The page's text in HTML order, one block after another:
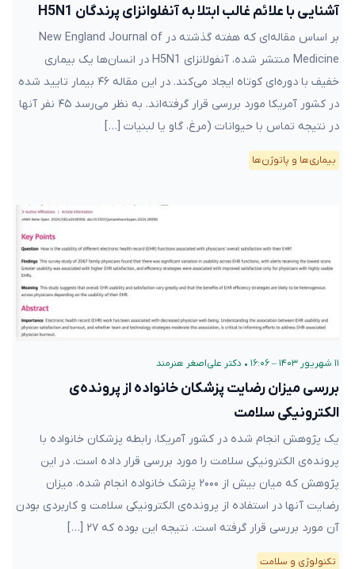
آشنایی با علائم غالب ابتلا به آنفلوانزای پرندگان H5N1
بر اساس مقاله‌ای که هفته‌ گذشته در New England Journal of
Medicine منتشر شده، آنفولانزای H5N1 در انسان‌ها یک بیماری
خفیف با دوره‌‌ای کوتاه ایجاد می‌کند. در این مقاله ۴۶ بیمار تایید شده
در کشور آمریکا مورد بررسی قرار گرفته‌اند. به نظر می‌رسد ۴۵ نفر آنها
در نتیجه تماس با حیوانات (مرغ، گاو یا لبنیات […]
بیماری‌ها و پاتوژن‌ها
۱۱ شهریور ۱۴۰۳ – ۱۶:۰۶ • دکتر علی‌اصغر هنرمند
بررسی میزان رضایت پزشکان خانواده از پرونده‌ی
الکترونیکی سلامت
یک پژوهش انجام شده در کشور آمریکا، رابطه پزشکان خانواده با
پرونده‌ی الکترونیکی سلامت را مورد بررسی قرار داده است. در این
پژوهش که میان بیش از ۲۰۰۰ پزشک خانواده انجام شده، میزان
رضایت آنها در استفاده از پرونده‌ی الکترونیکی سلامت و کاربردی بودن
آن مورد بررسی قرار گرفته است. نتیجه این بوده که ۲۷ […]
تکنولوژی و سلامت